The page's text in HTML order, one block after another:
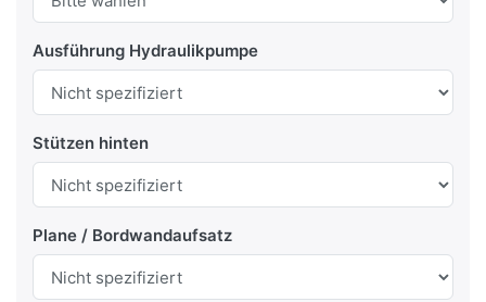
Ausführung Hydraulikpumpe
Stützen hinten
Plane / Bordwandaufsatz